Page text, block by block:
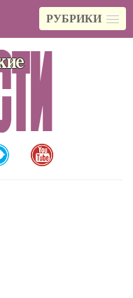
РУБРИКИ